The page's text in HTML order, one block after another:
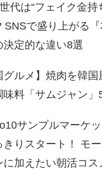
代は“フェイク金持
SNSで盛り上がる
決定的な違い8選
グルメ】焼肉を韓国
味料「サムジャン」
サンプルマーケ
きりスタート！ モ
に加えたい朝活コス